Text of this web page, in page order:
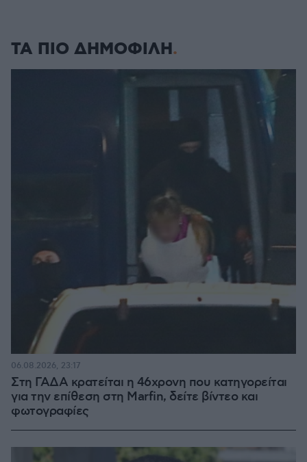
ΤΑ ΠΙΟ ΔΗΜΟΦΙΛΗ
Στη ΓΑΔΑ κρατείται η 46χρονη που κατηγορείται
για την επίθεση στη Marfin, δείτε βίντεο και
φωτογραφίες
06.08.2026, 23:17